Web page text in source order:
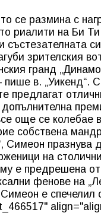
се размина с
риалити на Би
зрителския
гранд
в. „Уикенд“.
предлагат
още се колебае
собствена
Симеон празнува
на
му е предрешена
фенове на
е спечелил